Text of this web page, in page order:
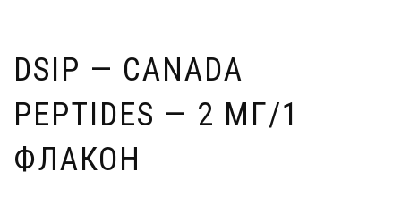
DSIP — CANADA
PEPTIDES — 2 МГ/1
ФЛАКОН